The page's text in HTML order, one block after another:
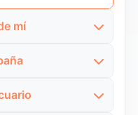
mí
cerca de mí
local reduce
Muchos anuncios
ha aumentado
sobre el